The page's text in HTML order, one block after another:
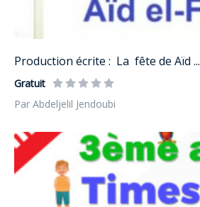
Production écrite : La fête de Aïd ...
Gratuit
Par Abdeljelil Jendoubi